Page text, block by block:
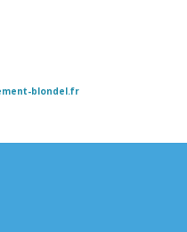
blondel.fr